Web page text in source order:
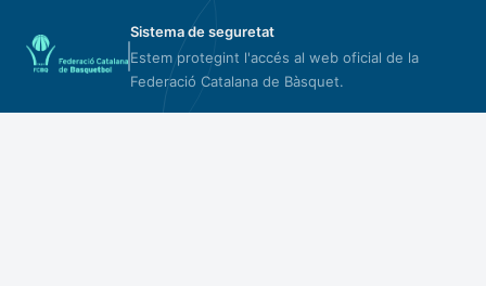
Sistema de seguretat
Estem protegint l'accés al web oficial de la
Federació Catalana de Bàsquet.